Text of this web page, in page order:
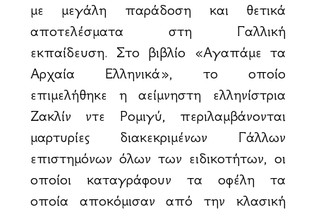
με μεγάλη παράδοση και θετικά
αποτελέσματα στη Γαλλική
εκπαίδευση. Στο βιβλίο «Αγαπάμε τα
Αρχαία Ελληνικά», το οποίο
επιμελήθηκε η αείμνηστη ελληνίστρια
Ζακλίν ντε Ρομιγύ, περιλαμβάνονται
μαρτυρίες διακεκριμένων Γάλλων
επιστημόνων όλων των ειδικοτήτων, οι
οποίοι καταγράφουν τα οφέλη τα
οποία αποκόμισαν από την κλασική